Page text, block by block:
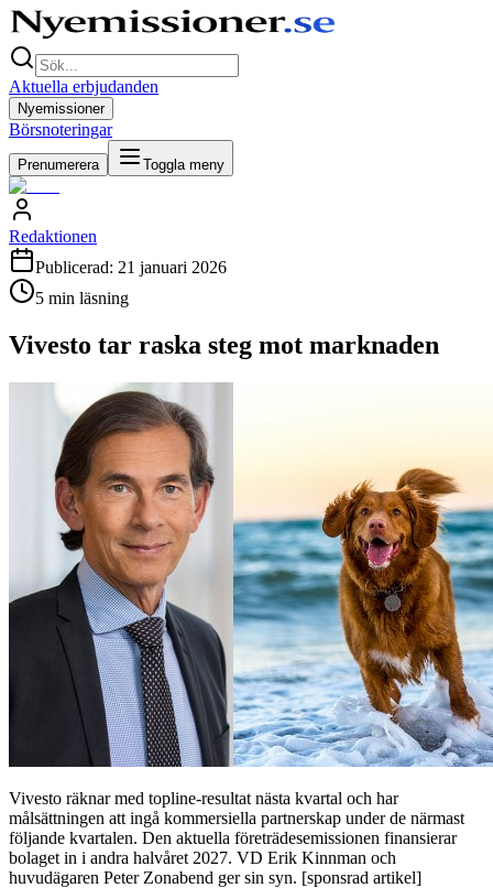
Aktuella erbjudanden
Nyemissioner
Börsnoteringar
Prenumerera Toggla meny
Redaktionen
Publicerad: 21 januari 2026
5 min läsning
Vivesto tar raska steg mot marknaden
Vivesto räknar med topline-resultat nästa kvartal och har
målsättningen att ingå kommersiella partnerskap under de närmast
följande kvartalen. Den aktuella företrädesemissionen finansierar
bolaget in i andra halvåret 2027. VD Erik Kinnman och
huvudägaren Peter Zonabend ger sin syn. [sponsrad artikel]